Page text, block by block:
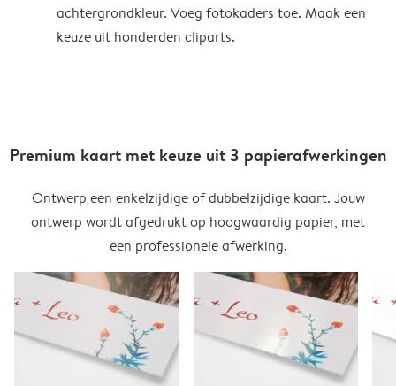
achtergrondkleur. Voeg fotokaders toe. Maak een
keuze uit honderden cliparts.
Premium kaart met keuze uit 3 papierafwerkingen
Ontwerp een enkelzijdige of dubbelzijdige kaart. Jouw
ontwerp wordt afgedrukt op hoogwaardig papier, met
een professionele afwerking.